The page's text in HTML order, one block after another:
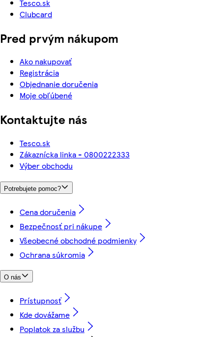
Tesco.sk
Clubcard
Pred prvým nákupom
Ako nakupovať
Registrácia
Objednanie doručenia
Moje obľúbené
Kontaktujte nás
Tesco.sk
Zákaznícka linka - 0800222333
Výber obchodu
Potrebujete pomoc?
Cena doručenia
Bezpečnosť pri nákupe
Všeobecné obchodné podmienky
Ochrana súkromia
O nás
Prístupnosť
Kde dovážame
Poplatok za službu